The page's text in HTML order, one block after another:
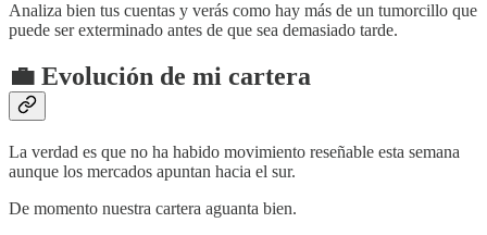
Analiza bien tus cuentas y verás como hay más de un tumorcillo que
puede ser exterminado antes de que sea demasiado tarde.
💼 Evolución de mi cartera
La verdad es que no ha habido movimiento reseñable esta semana
aunque los mercados apuntan hacia el sur.
De momento nuestra cartera aguanta bien.